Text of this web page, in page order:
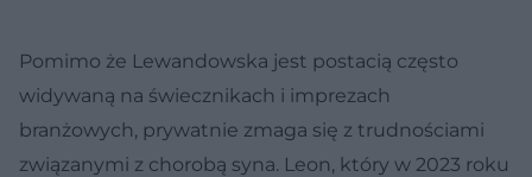
Pomimo że Lewandowska jest postacią często
widywaną na świecznikach i imprezach
branżowych, prywatnie zmaga się z trudnościami
związanymi z chorobą syna. Leon, który w 2023 roku